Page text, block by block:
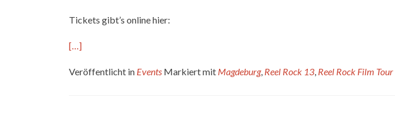
Tickets gibt’s online hier:
[…]
Veröffentlicht in Events Markiert mit Magdeburg, Reel Rock 13, Reel Rock Film Tour